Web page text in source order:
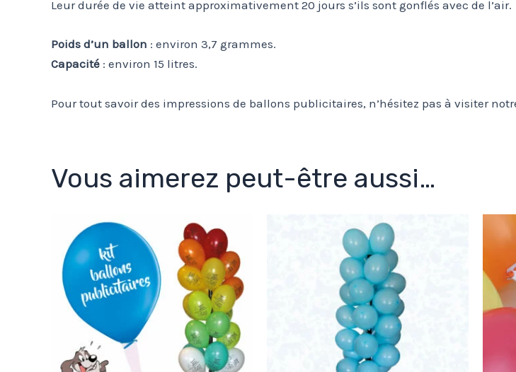
Leur durée de vie atteint approximativement 20 jours s’ils sont gonflés avec de l’air.
Poids d’un ballon : environ 3,7 grammes.
Capacité : environ 15 litres.
Pour tout savoir des impressions de ballons publicitaires, n’hésitez pas à visiter
Vous aimerez peut-être aussi…